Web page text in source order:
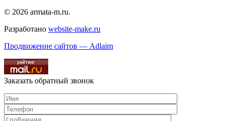
© 2026 armata-m.ru.
Разработано website-make.ru
Продвижение сайтов — Adlaim
Заказать обратный звонок